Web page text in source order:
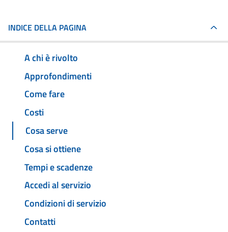
INDICE DELLA PAGINA
A chi è rivolto
Approfondimenti
Come fare
Costi
Cosa serve
Cosa si ottiene
Tempi e scadenze
Accedi al servizio
Condizioni di servizio
Contatti